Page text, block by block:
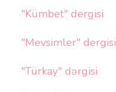
"Kümbet" dergisi
"Mevsimler" dergisi
"Türkay" dərgisi